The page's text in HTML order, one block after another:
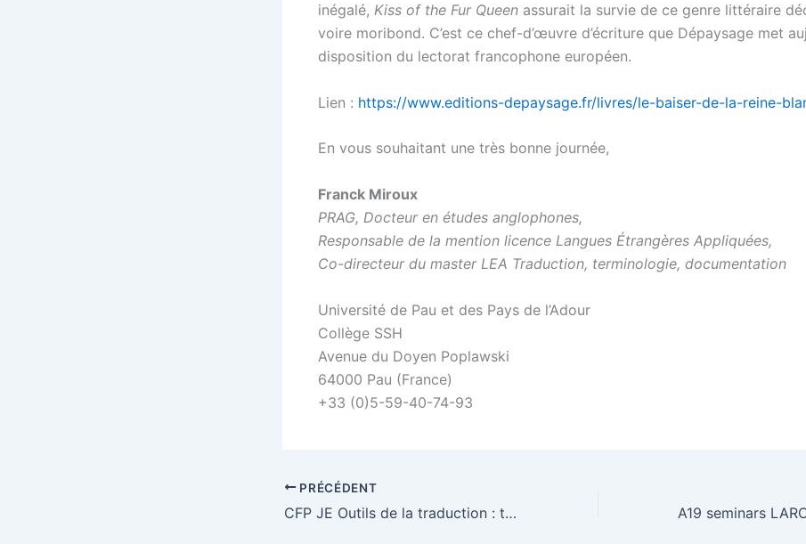
inégalé, Kiss of the Fur Queen assurait la survie de ce genre littéraire
voire moribond. C’est ce chef-d’œuvre d’écriture que Dépaysage met
disposition du lectorat francophone européen.
Lien : https://www.editions-depaysage.fr/livres/le-baiser-de-la-reine-
En vous souhaitant une très bonne journée,
Franck Miroux
PRAG, Docteur en études anglophones,
Responsable de la mention licence Langues Étrangères Appliquées,
Co-directeur du master LEA Traduction, terminologie, documentation
Université de Pau et des Pays de l’Adour
Collège SSH
Avenue du Doyen Poplawski
64000 Pau (France)
+33 (0)5-59-40-74-93
PRÉCÉDENT
CFP JE Outils de la traduction : traduire le double langage – extended deadline